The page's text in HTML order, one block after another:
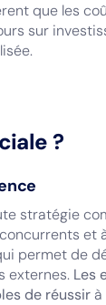
que les
sur
?
stratégie
et
permet de
externes. Les
de réussirà